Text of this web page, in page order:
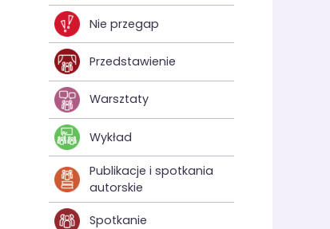
Nie przegap
Przedstawienie
Warsztaty
Wykład
Publikacje i spotkania
autorskie
Spotkanie